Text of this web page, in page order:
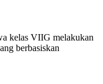
kelas VIIG melakukan
berbasiskan